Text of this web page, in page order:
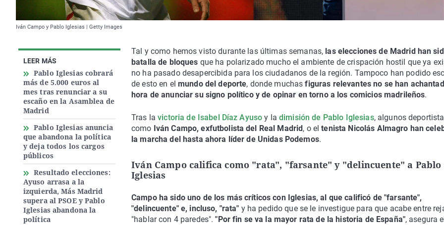
Iván Campo y Pablo Iglesias | Getty Images
LEER MÁS
Pablo Iglesias cobrará
más de 5.000 euros al
mes tras renunciar a su
escaño en la Asamblea de
Madrid
Pablo Iglesias anuncia
que abandona la política
y deja todos los cargos
públicos
Resultado elecciones:
Ayuso arrasa a la
izquierda, Más Madrid
supera al PSOE y Pablo
Iglesias abandona la
política
Tal y como hemos visto durante las últimas semanas, las elecciones de Madrid han
batalla de bloques que ha polarizado mucho el ambiente de crispación hostil que ya
no ha pasado desapercibida para los ciudadanos de la región. Tampoco han podido
de esto en el mundo del deporte, donde muchas figuras relevantes no se han
hora de anunciar su signo político y de opinar en torno a los comicios madrileños.
Tras lavictoria de Isabel Díaz Ayuso y ladimisión de Pablo Iglesias, algunos
como Iván Campo, exfutbolista del Real Madrid , o eltenista Nicolás Almagro han
la marcha del hasta ahora líder de Unidas Podemos.
Iván Campo califica como "rata", "farsante" y "delincuente" a Pablo
Iglesias
Campo ha sido uno de los más críticos con Iglesias, al que calificó de "farsante",
"delincuente" e, incluso, "rata" y ha pedido que se le investigue para que acabe entre
"hablar con 4 paredes"."Por fin se va la mayor rata de la historia de España", asegura el